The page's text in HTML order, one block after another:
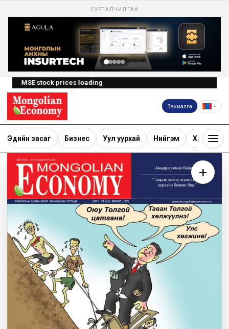
СУРТАЛЧИЛГАА
MSE stock prices loading
Захиалга
Эдийн засаг Бизнес Уул уурхай Нийгэм Хөрөнгө
+